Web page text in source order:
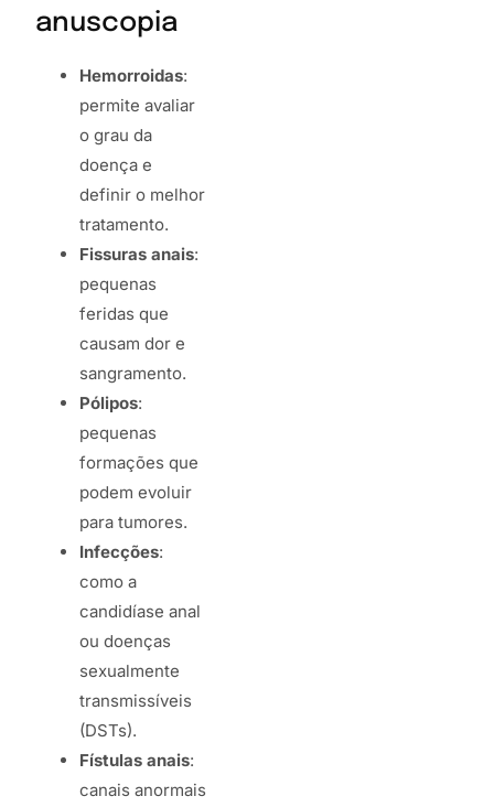
anuscopia
Hemorroidas:
permite avaliar
o grau da
doença e
definir o melhor
tratamento.
Fissuras anais:
pequenas
feridas que
causam dor e
sangramento.
Pólipos:
pequenas
formações que
podem evoluir
para tumores.
Infecções:
como a
candidíase anal
ou doenças
sexualmente
transmissíveis
(DSTs).
Fístulas anais:
canais anormais